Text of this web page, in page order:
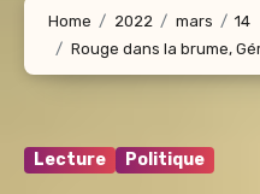
Home 2022 mars
14
Rouge dans la brume,
Lecture Politique